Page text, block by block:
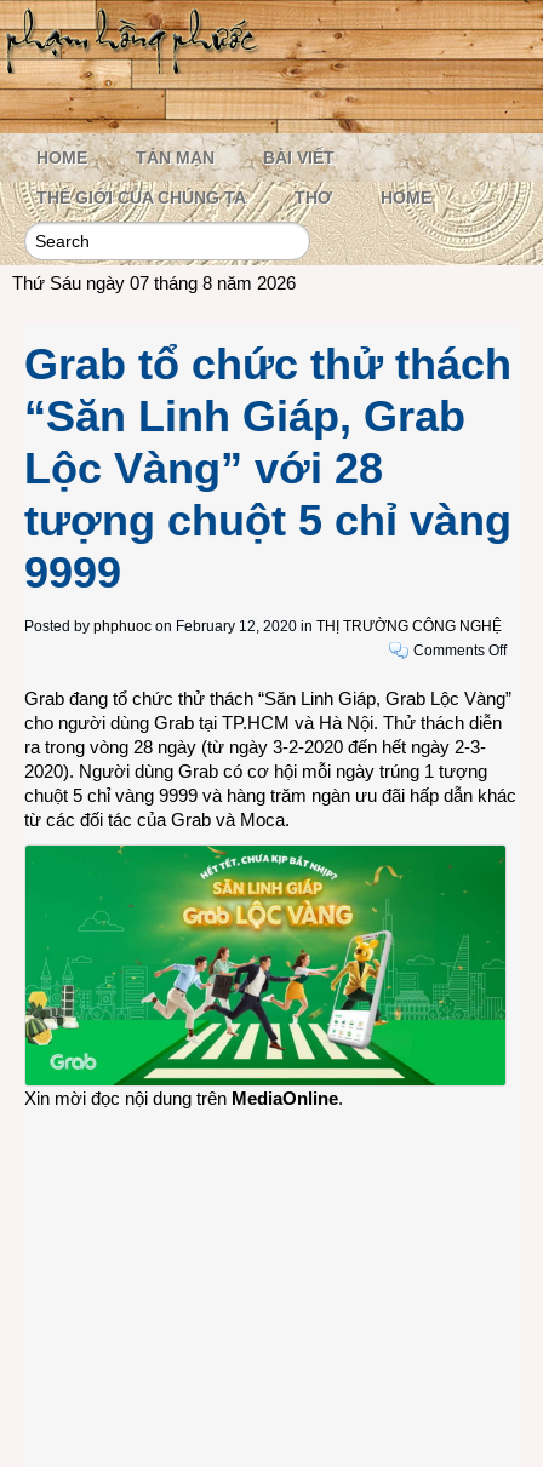
HOME TẢN MẠN BÀI VIẾT
THẾ GIỚI CỦA CHÚNG TA THƠ HOME
Thứ Sáu ngày 07 tháng 8 năm 2026
Grab tổ chức thử thách
“Săn Linh Giáp, Grab
Lộc Vàng” với 28
tượng chuột 5 chỉ vàng
9999
Posted by phphuoc on February 12, 2020 in THỊ TRƯỜNG CÔNG NGHỆ
Comments Offon
tổ
“Săn
vàng
Grab đang tổ chức thử thách “Săn Linh Giáp, Grab Lộc Vàng”
cho người dùng Grab tại TP.HCM và Hà Nội. Thử thách diễn
ra trong vòng 28 ngày (từ ngày 3-2-2020 đến hết ngày 2-3-
2020). Người dùng Grab có cơ hội mỗi ngày trúng 1 tượng
chuột 5 chỉ vàng 9999 và hàng trăm ngàn ưu đãi hấp dẫn khác
từ các đối tác của Grab và Moca.
Xin mời đọc nội dung trên MediaOnline.